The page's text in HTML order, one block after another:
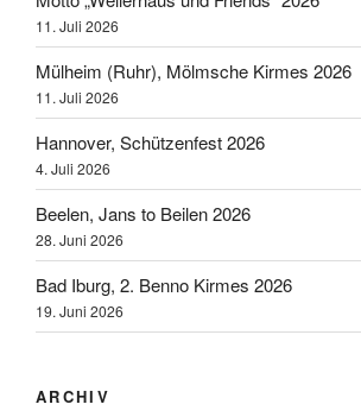
11. Juli 2026
Mülheim (Ruhr), Mölmsche Kirmes 2026
11. Juli 2026
Hannover, Schützenfest 2026
4. Juli 2026
Beelen, Jans to Beilen 2026
28. Juni 2026
Bad Iburg, 2. Benno Kirmes 2026
19. Juni 2026
ARCHIV